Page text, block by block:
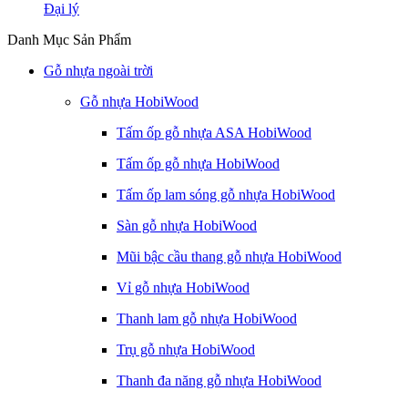
Đại lý
Danh Mục Sản Phẩm
Gỗ nhựa ngoài trời
Gỗ nhựa HobiWood
Tấm ốp gỗ nhựa ASA HobiWood
Tấm ốp gỗ nhựa HobiWood
Tấm ốp lam sóng gỗ nhựa HobiWood
Sàn gỗ nhựa HobiWood
Mũi bậc cầu thang gỗ nhựa HobiWood
Vỉ gỗ nhựa HobiWood
Thanh lam gỗ nhựa HobiWood
Trụ gỗ nhựa HobiWood
Thanh đa năng gỗ nhựa HobiWood